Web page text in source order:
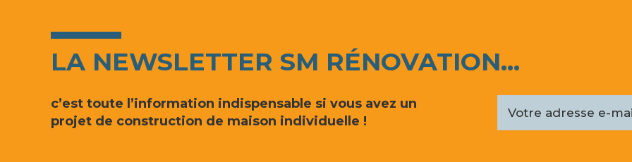
LA NEWSLETTER SM RÉNOVATION…
c’est toute l’information indispensable si vous avez un
projet de construction de maison individuelle !